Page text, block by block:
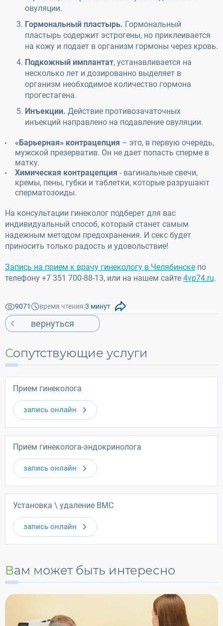
овуляции.
Гормональный пластырь. Гормональный
пластырь содержит эстрогены, но приклеивается
на кожу и подает в организм гормоны через кровь.
Подкожный имплантат, устанавливается на
несколько лет и дозированно выделяет в
организм необходимое количество гормона
прогестагена.
Инъекции. Действие противозачаточных
инъекций направлено на подавление овуляции.
«Барьерная» контрацепция – это, в первую очередь,
мужской презерватив. Он не дает попасть сперме в
матку.
Химическая контрацепция - вагинальные свечи,
кремы, пены, губки и таблетки, которые разрушают
сперматозоиды.
На консультации гинеколог подберет для вас
индивидуальный способ, который станет самым
надежным методом предохранения. И секс будет
приносить только радость и удовольствие!
Запись на прием к врачу гинекологу в Челябинске по
телефону +7 351 700-88-13, или на нашем сайте 4vp74.ru.
вернуться
9071 время чтения:3 минут
Сопутствующие услуги
Прием гинеколога
запись онлайн
Прием гинеколога-эндокринолога
запись онлайн
Установка \ удаление ВМС
запись онлайн
Вам может быть интересно